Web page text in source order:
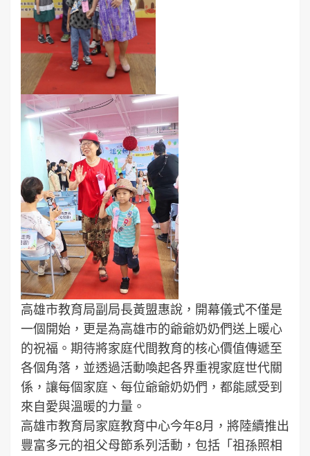
高雄市教育局副局長黃盟惠說，開幕儀式不僅是
一個開始，更是為高雄市的爺爺奶奶們送上暖心
的祝福。期待將家庭代間教育的核心價值傳遞至
各個角落，並透過活動喚起各界重視家庭世代關
係，讓每個家庭、每位爺爺奶奶們，都能感受到
來自愛與溫暖的力量。
高雄市教育局家庭教育中心今年8月，將陸續推出
豐富多元的祖父母節系列活動，包括「祖孫照相